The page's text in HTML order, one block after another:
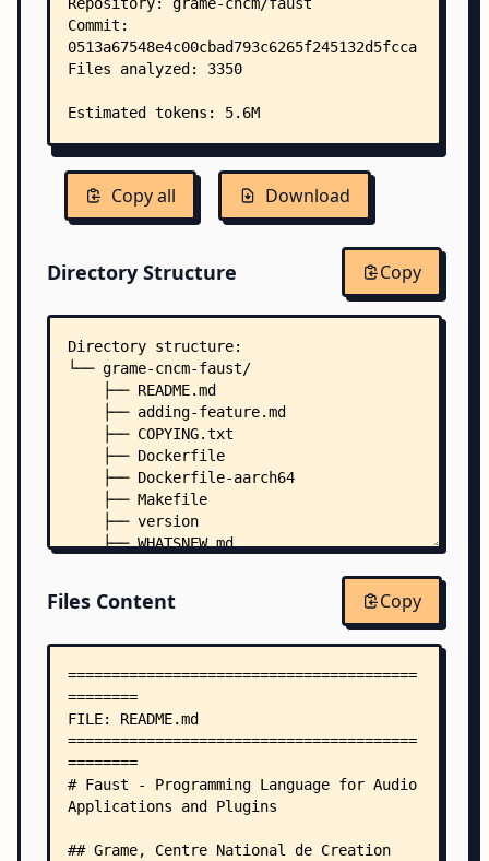
Copy all Download
Directory Structure Copy
Directory structure:
└── grame-cncm-faust/
    ├── README.md
    ├── adding-feature.md
    ├── COPYING.txt
    ├── Dockerfile
    ├── Dockerfile-aarch64
    ├── Makefile
    ├── version
    ├── WHATSNEW.md
    ├── .travis.yml
    │   ├── alsa-console.cpp
    │   ├── alsa-gtk.cpp
    │   ├── alsa-qt.cpp
    │   ├── au-effect.cpp
    │   ├── au-instrument.cpp
    │   ├── bench.cpp
    │   ├── bench.d
    │   ├── c-jack-gtk.c
    │   ├── ca-gtk.cpp
Files Content Copy